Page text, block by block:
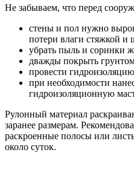
Не забываем, что перед
стены и пол нужно
потери влаги стяжкой и
убрать пыль и соринки
дважды покрыть
провести
при необходимости
гидроизоляционную
Рулонный материал
заранее размерам.
раскроенные полосы или
около суток.